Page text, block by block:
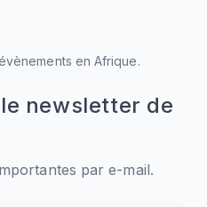
en Afrique.
newsletter de
par e-mail.